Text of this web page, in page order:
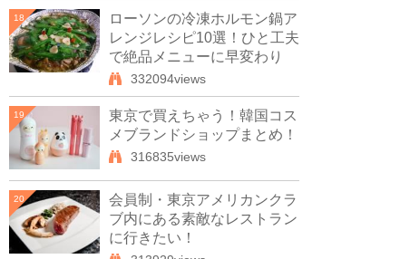
18
ローソンの冷凍ホルモン鍋ア
レンジレシピ10選！ひと工夫
で絶品メニューに早変わり
332094views
19
東京で買えちゃう！韓国コス
メブランドショップまとめ！
316835views
20
会員制・東京アメリカンクラ
ブ内にある素敵なレストラン
に行きたい！